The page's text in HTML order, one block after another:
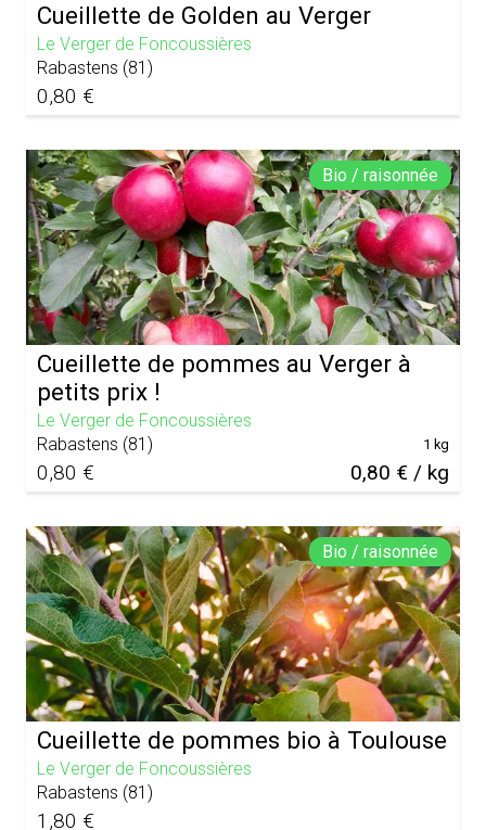
Cueillette de Golden au Verger
Le Verger de Foncoussières
Rabastens (81 )
0,80 €
Bio / raisonnée
Cueillette de pommes au Verger à
petits prix !
Le Verger de Foncoussières
Rabastens (81 )
0,80 € 0,80 € / kg
1 kg
Bio / raisonnée
Cueillette de pommes bio à Toulouse
Le Verger de Foncoussières
Rabastens (81 )
1,80 €